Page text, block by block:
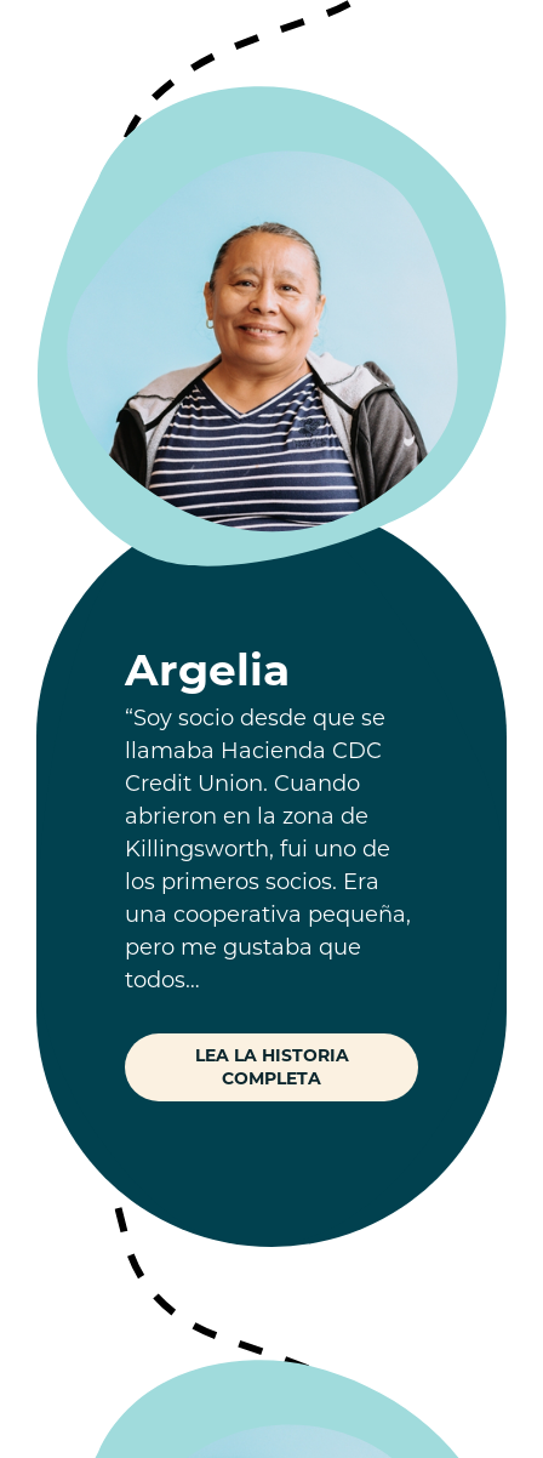
Argelia
“Soy socio desde que se
llamaba Hacienda CDC
Credit Union. Cuando
abrieron en la zona de
Killingsworth, fui uno de
los primeros socios. Era
una cooperativa pequeña,
pero me gustaba que
todos…
LEA LA HISTORIA
COMPLETA